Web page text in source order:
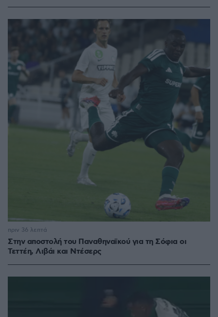
Στην αποστολή του Παναθηναϊκού για τη Σόφια οι
Τεττέη, Λιβάι και Ντέσερς
πριν 36 λεπτά